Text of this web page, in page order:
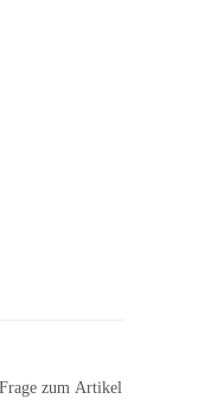
Frage zum Artikel